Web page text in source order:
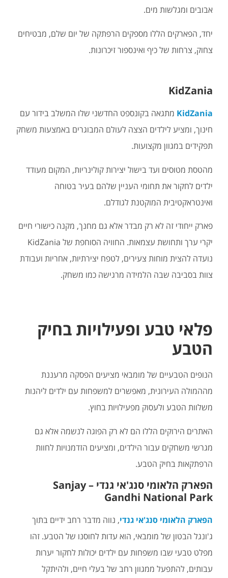
אבובים ומגלשות מים.
יחד, הפארקים הללו מספקים הרפתקה של יום שלם, מבטיחים
צחוק, צרחות של כיף ואינספור זיכרונות.
KidZania
KidZania מתגאה בקונספט החדשני שלו המשלב בידור עם
חינוך, ומציע לילדים הצצה לעולם המבוגרים באמצעות משחק
תפקידים במגוון מקצועות.
מהטסת מטוסים ועד בישול יצירות קולינריות, המקום מעודד
ילדים לחקור את תחומי העניין שלהם בעיר בטוחה
ואינטראקטיבית המוקטנת לגודלם.
פארק ייחודי זה לא רק מבדר אלא גם מחנך, מקנה כישורי חיים
יקרי ערך ותחושת עצמאות. החוויה הסוחפת של KidZania
נועדה להצית מוחות צעירים, לטפח יצירתיות, אחריות ועבודת
צוות בסביבה שבה הלמידה מרגישה כמו משחק.
פלאי טבע ופעילויות בחיק
הטבע
הנופים הטבעיים של מומבאי מציעים הפסקה מרעננת
מההמולה העירונית, מאפשרים למשפחות עם ילדים ליהנות
משלוות הטבע ולעסוק מפעילויות בחוץ.
האתרים הירוקים הללו הם לא רק הפוגה לנשמה אלא גם
מגרשי משחקים עבור הילדים, ומציעים הזדמנויות לחוות
הרפתקאות בחיק הטבע.
הפארק הלאומי סנג'אי גנדי – Sanjay
Gandhi National Park
הפארק הלאומי סנג'אי גנדי, נווה מדבר רחב ידיים בתוך
ג'ונגל הבטון של מומבאי, הוא עדות לחוסנו של הטבע. זהו
מפלט טבעי שבו משפחות עם ילדים יכולות לחקור יערות
עבותים, להתפעל ממגוון רחב של בעלי חיים, ולהיתקל